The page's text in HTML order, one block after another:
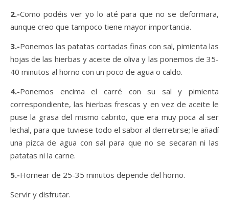
2.-Como podéis ver yo lo até para que no se deformara,
aunque creo que tampoco tiene mayor importancia.
3.-Ponemos las patatas cortadas finas con sal, pimienta las
hojas de las hierbas y aceite de oliva y las ponemos de 35-
40 minutos al horno con un poco de agua o caldo.
4.-Ponemos encima el carré con su sal y pimienta
correspondiente, las hierbas frescas y en vez de aceite le
puse la grasa del mismo cabrito, que era muy poca al ser
lechal, para que tuviese todo el sabor al derretirse; le añadí
una pizca de agua con sal para que no se secaran ni las
patatas ni la carne.
5.-Hornear de 25-35 minutos depende del horno.
Servir y disfrutar.